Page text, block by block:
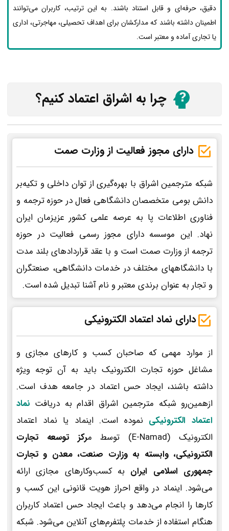
دقیق، حرفه‌ای و قابل استناد باشند. به این ترتیب، کاربران می‌توانند
اطمینان داشته باشند که مدارکشان برای اهداف تحصیلی، مهاجرتی، اداری
یا تجاری آماده و معتبر است.
چرا به اشراق اعتماد کنیم؟
دارای مجوز فعالیت از وزارت صمت
شبکه مترجمین اشراق با بهره‌گیری از توان داخلی و تکیه‌بر
دانش بومی متخصصان دانشگاهی فعال در حوزه ترجمه و
فناوری اطلاعات پا به عرصه علمی کشور عزیزمان ایران
نهاد. این موسسه دارای مجوز رسمی فعالیت در حوزه
ترجمه از وزارت صمت است و با عقد قراردادهای بلند مدت
با دانشگاههای مختلف در خدمات دانشگاهی، صنعتگران
و تجار به عنوان برندی معتبر و نام آشنا تبدیل شده است.
دارای نماد اعتماد الکترونیکی
از موارد مهمی که صاحبان کسب و کارهای مجازی و
مشاغل حوزه تجارت الکترونیک باید به آن توجه ویژه
داشته باشند، ایجاد حس اعتماد در جامعه هدف است.
ازهمین‌رو شبکه مترجمین اشراق اقدام به دریافت نماد
اعتماد الکترونیکی نموده است. اینماد یا نماد اعتماد
الکترونیک (E-Namad) توسط م
رکز توسعه تجارت
الکترونیکی، وابسته به وزارت صنعت، معدن و تجارت
جمهوری اسلامی ایران به کسب‌وکارهای مجازی ارائه
می‌شود. اینماد در واقع احراز هویت قانونی این کسب و
کارها را انجام می‌دهد و باعث ایجاد حس اعتماد کاربران
هنگام استفاده از خدمات پلتفرم‌های آنلاین می‌شود. شبکه